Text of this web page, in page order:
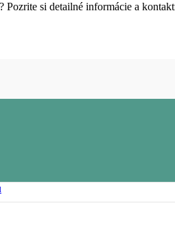
si detailné informácie a